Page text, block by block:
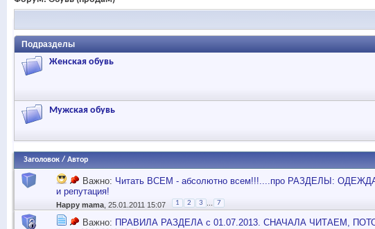
Подразделы
Женская обувь
Мужская обувь
Заголовок / Автор
Важно: Читать ВСЕМ - абсолютно всем!!!....про РАЗДЕЛЫ:
и репутация!
Happy mama , 25.01.2011 15:07 1 2 3 7
Важно: ПРАВИЛА РАЗДЕЛА с 01.07.2013. СНАЧАЛА ЧИТАЕМ,